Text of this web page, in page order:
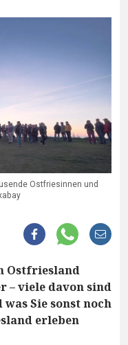
Ostfriesinnen und
Ostfriesland
– viele davon sind
Sie sonst noch
erleben